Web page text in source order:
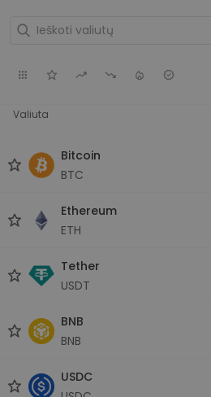
Valiuta
Bitcoin
BTC
Ethereum
ETH
Tether
USDT
BNB
BNB
USDC